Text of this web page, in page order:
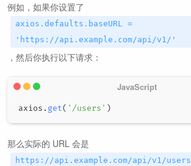
例如，如果你设置了
axios.defaults.baseURL =
'https://api.example.com/api/v1/'
，然后你执行以下请求：
axios . get( '/users' )
那么实际的 URL 会是
https://api.example.com/api/v1/users